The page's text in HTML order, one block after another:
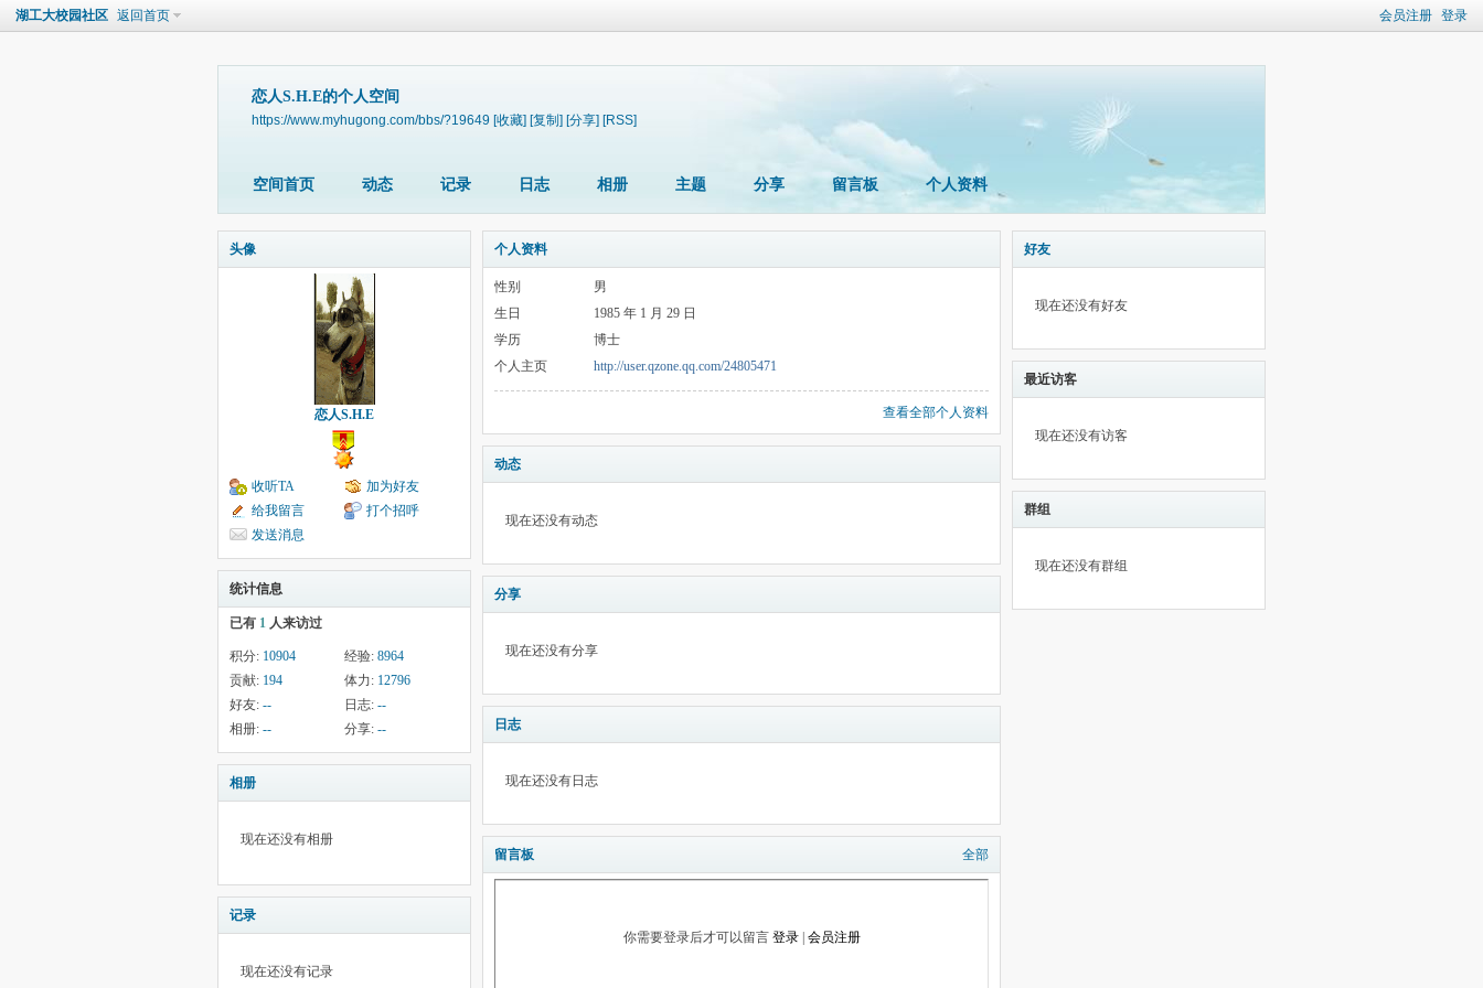
会员注册 登录
湖工大校园社区 返回首页
恋人S.H.E的个人空间
https://www.myhugong.com/bbs/?19649 [收藏] [复制] [分享] [RSS]
空间首页 动态 记录 日志 相册 主题 分享 留言板 个人资料
头像
恋人S.H.E
收听TA
加为好友
给我留言
打个招呼
发送消息
统计信息
已有 1 人来访过
积分: 10904 经验: 8964
贡献: 194 体力: 12796
好友: -- 日志: --
相册: -- 分享: --
相册
现在还没有相册
记录
现在还没有记录
个人资料
性别
男
生日
1985 年 1 月 29 日
学历
博士
个人主页
http://user.qzone.qq.com/24805471
查看全部个人资料
动态
现在还没有动态
分享
现在还没有分享
日志
现在还没有日志
留言板 全部
你需要登录后才可以留言 登录| 会员注册
好友
现在还没有好友
最近访客
现在还没有访客
群组
现在还没有群组